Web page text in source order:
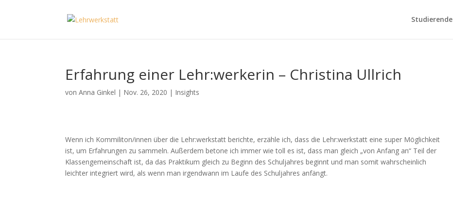
Studierende
Erfahrung einer Lehr:werkerin – Christina Ullrich
vonAnna Ginkel | Nov. 26, 2020 | Insights
Wenn ich Kommiliton/innen über die Lehr:werkstatt berichte, erzähle ich, dass die Lehr:werkstatt eine super Möglichkeit
ist, um Erfahrungen zu sammeln. Außerdem betone ich immer wie toll es ist, dass man gleich „von Anfang an“ Teil der
Klassengemeinschaft ist, da das Praktikum gleich zu Beginn des Schuljahres beginnt und man somit wahrscheinlich
leichter integriert wird, als wenn man irgendwann im Laufe des Schuljahres anfängt.